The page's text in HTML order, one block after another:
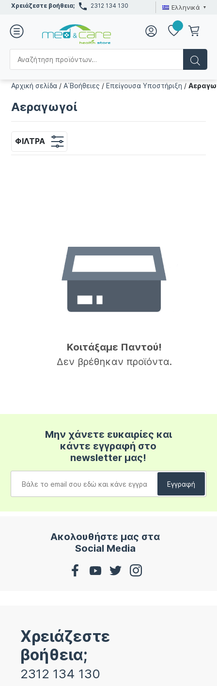
Χρειάζεστε βοήθεια; 2312 134 130 Ελληνικά
Αρχική σελίδα /Α΄Βοήθειες /Επείγουσα Υποστήριξη /
Αεραγωγοί
ΦΊΛΤΡΑ
Κοιτάξαμε Παντού!
Δεν βρέθηκαν προϊόντα.
Μην χάνετε ευκαιρίες και
κάντε εγγραφή στο
newsletter μας!
Ακολουθήστε μας στα
Social Media
Χρειάζεστε
βοήθεια;
2312 134 130